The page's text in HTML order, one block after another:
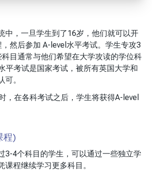
中，一旦学生到了16岁，他们就可以开
然后参加 A-level水平考试。学生专攻3
目通常与他们希望在大学攻读的学位科
平考试是国家考试，被所有英国大学和
。
，在各科考试之后，学生将获得A-level
程)
3-4个科目的学生，可以通过一些独立学
课程继续学习更多科目。